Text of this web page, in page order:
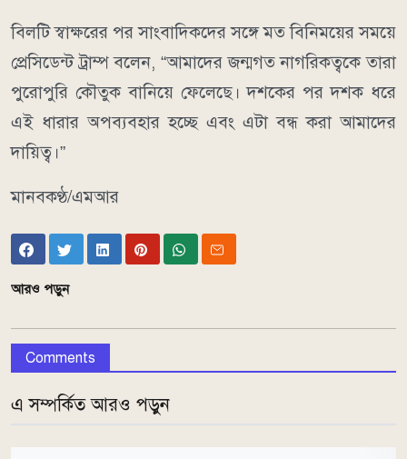
বিলটি স্বাক্ষরের পর সাংবাদিকদের সঙ্গে মত বিনিময়ের সময়ে
প্রেসিডেন্ট ট্রাম্প বলেন, “আমাদের জন্মগত নাগরিকত্বকে তারা
পুরোপুরি কৌতুক বানিয়ে ফেলেছে। দশকের পর দশক ধরে
এই ধারার অপব্যবহার হচ্ছে এবং এটা বন্ধ করা আমাদের
দায়িত্ব।”
মানবকণ্ঠ/এমআর
আরও পড়ুন
Comments
এ সম্পর্কিত আরও পড়ুন